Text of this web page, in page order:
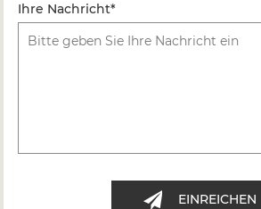
Ihre Nachricht*
EINREICHEN